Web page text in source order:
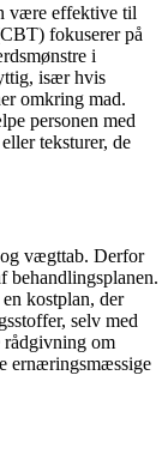
være effektive til
fokuserer på
i
især hvis
omkring mad.
personen med
teksturer, de
vægttab. Derfor
behandlingsplanen.
kostplan, der
selv med
rådgivning om
ernæringsmæssige